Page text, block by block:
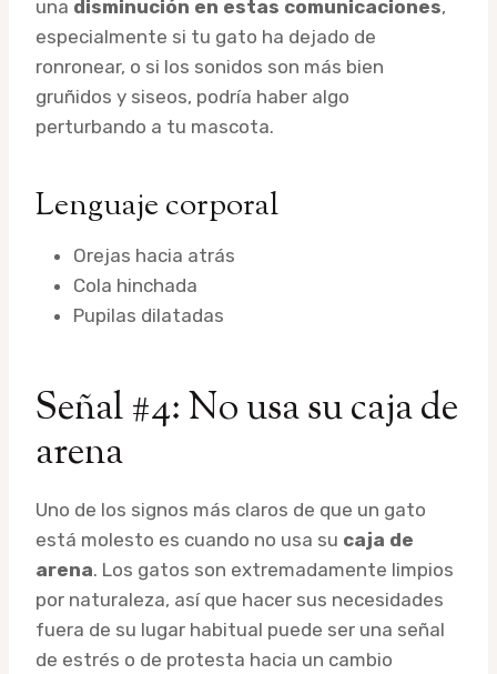
una disminución en estas comunicaciones,
especialmente si tu gato ha dejado de
ronronear, o si los sonidos son más bien
gruñidos y siseos, podría haber algo
perturbando a tu mascota.
Lenguaje corporal
Orejas hacia atrás
Cola hinchada
Pupilas dilatadas
Señal #4: No usa su caja de
arena
Uno de los signos más claros de que un gato
está molesto es cuando no usa su caja de
arena. Los gatos son extremadamente limpios
por naturaleza, así que hacer sus necesidades
fuera de su lugar habitual puede ser una señal
de estrés o de protesta hacia un cambio